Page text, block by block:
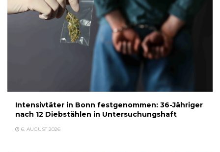
Intensivtäter in Bonn festgenommen: 36-Jähriger
nach 12 Diebstählen in Untersuchungshaft
6. AUGUST 2026